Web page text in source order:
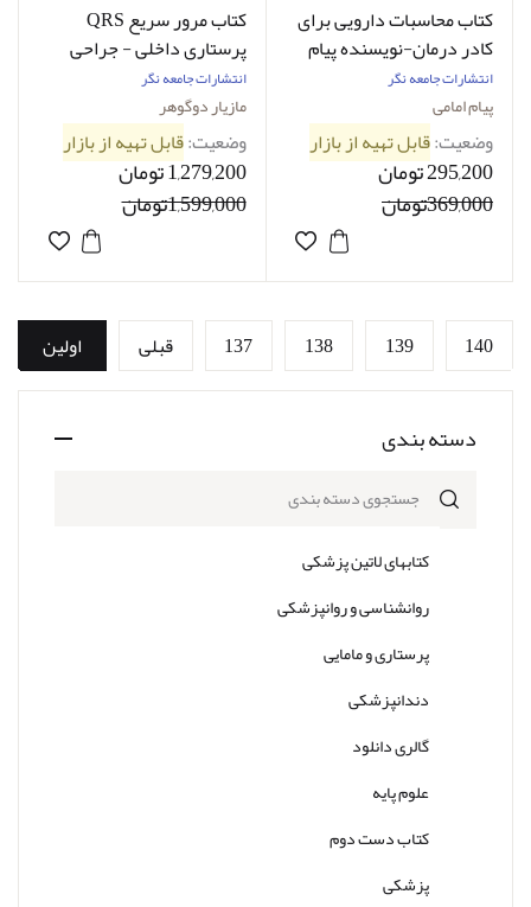
دسته بندی
کتابهای لاتین پزشکی
روانشناسی و روانپزشکی
پرستاری و مامایی
دندانپزشکی
گالری دانلود
علوم پایه
کتاب دست دوم
پزشکی
کتاب محاسبات دارویی برای
کادر درمان-نویسنده پیام
امامی
انتشارات جامعه نگر
پیام امامی
وضعیت:قابل تهیه از بازار
295,200 تومان
369,000تومان
کتاب مرور سریع QRS
پرستاری داخلی - جراحی
مازیار دوگوهر
انتشارات جامعه نگر
مازیار دوگوهر
وضعیت:قابل تهیه از بازار
1,279,200 تومان
1,599,000تومان
اولین قبلی 137 138 139 140